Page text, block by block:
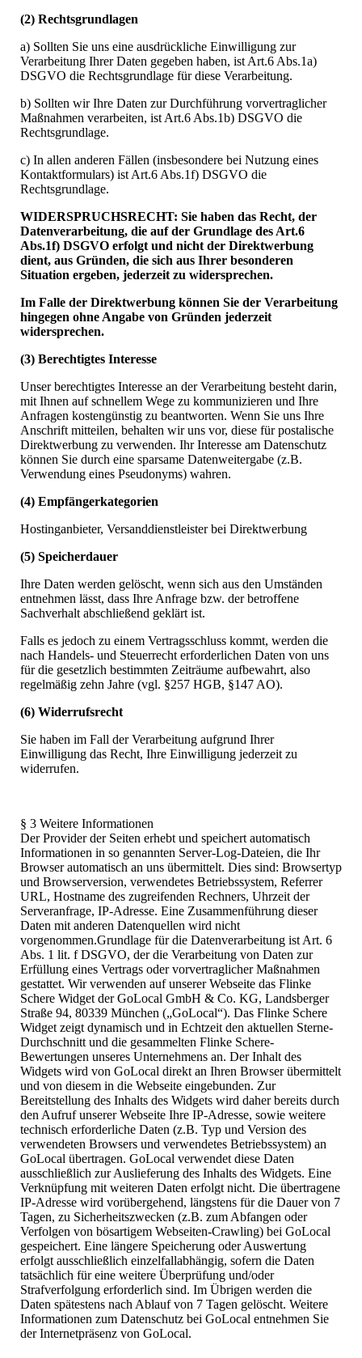
(2) Rechtsgrundlagen
a) Sollten Sie uns eine ausdrückliche Einwilligung zur
Verarbeitung Ihrer Daten gegeben haben, ist Art.6 Abs.1a)
DSGVO die Rechtsgrundlage für diese Verarbeitung.
b) Sollten wir Ihre Daten zur Durchführung vorvertraglicher
Maßnahmen verarbeiten, ist Art.6 Abs.1b) DSGVO die
Rechtsgrundlage.
c) In allen anderen Fällen (insbesondere bei Nutzung eines
Kontaktformulars) ist Art.6 Abs.1f) DSGVO die
Rechtsgrundlage.
WIDERSPRUCHSRECHT: Sie haben das Recht, der
Datenverarbeitung, die auf der Grundlage des Art.6
Abs.1f) DSGVO erfolgt und nicht der Direktwerbung
dient, aus Gründen, die sich aus Ihrer besonderen
Situation ergeben, jederzeit zu widersprechen.
Im Falle der Direktwerbung können Sie der Verarbeitung
hingegen ohne Angabe von Gründen jederzeit
widersprechen.
(3) Berechtigtes Interesse
Unser berechtigtes Interesse an der Verarbeitung besteht darin,
mit Ihnen auf schnellem Wege zu kommunizieren und Ihre
Anfragen kostengünstig zu beantworten. Wenn Sie uns Ihre
Anschrift mitteilen, behalten wir uns vor, diese für postalische
Direktwerbung zu verwenden. Ihr Interesse am Datenschutz
können Sie durch eine sparsame Datenweitergabe (z.B.
Verwendung eines Pseudonyms) wahren.
(4) Empfängerkategorien
Hostinganbieter, Versanddienstleister bei Direktwerbung
(5) Speicherdauer
Ihre Daten werden gelöscht, wenn sich aus den Umständen
entnehmen lässt, dass Ihre Anfrage bzw. der betroffene
Sachverhalt abschließend geklärt ist.
Falls es jedoch zu einem Vertragsschluss kommt, werden die
nach Handels- und Steuerrecht erforderlichen Daten von uns
für die gesetzlich bestimmten Zeiträume aufbewahrt, also
regelmäßig zehn Jahre (vgl. §257 HGB, §147 AO).
(6) Widerrufsrecht
Sie haben im Fall der Verarbeitung aufgrund Ihrer
Einwilligung das Recht, Ihre Einwilligung jederzeit zu
widerrufen.
§ 3 Weitere Informationen
Der Provider der Seiten erhebt und speichert automatisch
Informationen in so genannten Server-Log-Dateien, die Ihr
Browser automatisch an uns übermittelt. Dies sind: Browsertyp
und Browserversion, verwendetes Betriebssystem, Referrer
URL, Hostname des zugreifenden Rechners, Uhrzeit der
Serveranfrage, IP-Adresse. Eine Zusammenführung dieser
Daten mit anderen Datenquellen wird nicht
vorgenommen.Grundlage für die Datenverarbeitung ist Art. 6
Abs. 1 lit. f DSGVO, der die Verarbeitung von Daten zur
Erfüllung eines Vertrags oder vorvertraglicher Maßnahmen
gestattet. Wir verwenden auf unserer Webseite das Flinke
Schere Widget der GoLocal GmbH & Co. KG, Landsberger
Straße 94, 80339 München („GoLocal“). Das Flinke Schere
Widget zeigt dynamisch und in Echtzeit den aktuellen Sterne-
Durchschnitt und die gesammelten Flinke Schere-
Bewertungen unseres Unternehmens an. Der Inhalt des
Widgets wird von GoLocal direkt an Ihren Browser übermittelt
und von diesem in die Webseite eingebunden. Zur
Bereitstellung des Inhalts des Widgets wird daher bereits durch
den Aufruf unserer Webseite Ihre IP-Adresse, sowie weitere
technisch erforderliche Daten (z.B. Typ und Version des
verwendeten Browsers und verwendetes Betriebssystem) an
GoLocal übertragen. GoLocal verwendet diese Daten
ausschließlich zur Auslieferung des Inhalts des Widgets. Eine
Verknüpfung mit weiteren Daten erfolgt nicht. Die übertragene
IP-Adresse wird vorübergehend, längstens für die Dauer von 7
Tagen, zu Sicherheitszwecken (z.B. zum Abfangen oder
Verfolgen von bösartigem Webseiten-Crawling) bei GoLocal
gespeichert. Eine längere Speicherung oder Auswertung
erfolgt ausschließlich einzelfallabhängig, sofern die Daten
tatsächlich für eine weitere Überprüfung und/oder
Strafverfolgung erforderlich sind. Im Übrigen werden die
Daten spätestens nach Ablauf von 7 Tagen gelöscht. Weitere
Informationen zum Datenschutz bei GoLocal entnehmen Sie
der Internetpräsenz von GoLocal.